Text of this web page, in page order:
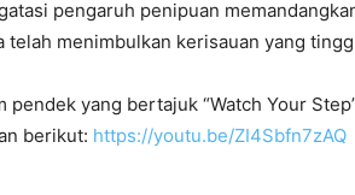
pengaruh penipuan
telah menimbulkan kerisauan yang
pendek yang bertajuk “Watch Your
berikut: https://youtu.be/ZI4Sbfn7zAQ